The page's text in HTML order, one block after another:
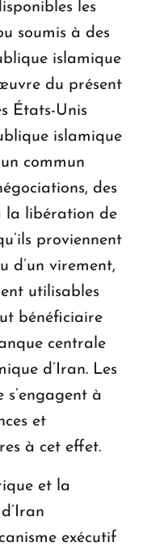
les
soumis à des
islamique
du présent
États-Unis
islamique
commun
des
la libération de
proviennent
d’un virement,
utilisables
bénéficiaire
centrale
d’Iran. Les
s’engagent à
et
à cet effet.
et la
exécutif